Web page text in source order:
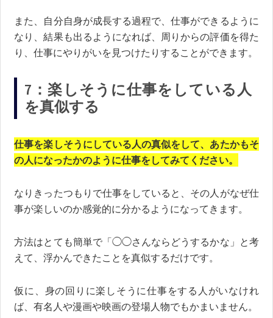
また、自分自身が成長する過程で、仕事ができるように
なり、結果も出るようになれば、周りからの評価を得た
り、仕事にやりがいを見つけたりすることができます。
7：楽しそうに仕事をしている人
を真似する
仕事を楽しそうにしている人の真似をして、あたかもそ
の人になったかのように仕事をしてみてください。
なりきったつもりで仕事をしていると、その人がなぜ仕
事が楽しいのか感覚的に分かるようになってきます。
方法はとても簡単で「◯◯さんならどうするかな」と考
えて、浮かんできたことを真似するだけです。
仮に、身の回りに楽しそうに仕事をする人がいなけれ
ば、有名人や漫画や映画の登場人物でもかまいません。